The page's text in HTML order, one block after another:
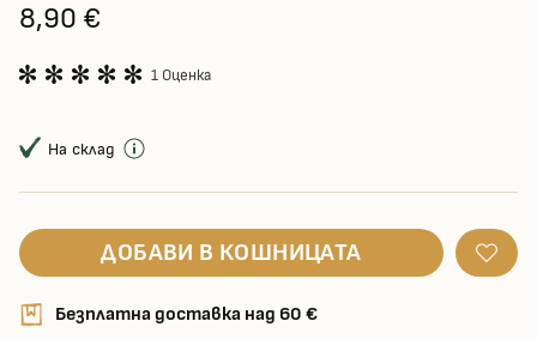
8,90 €
1 Оценка
На склад
ДОБАВИ В КОШНИЦАТА
Безплатна доставка над 60 €